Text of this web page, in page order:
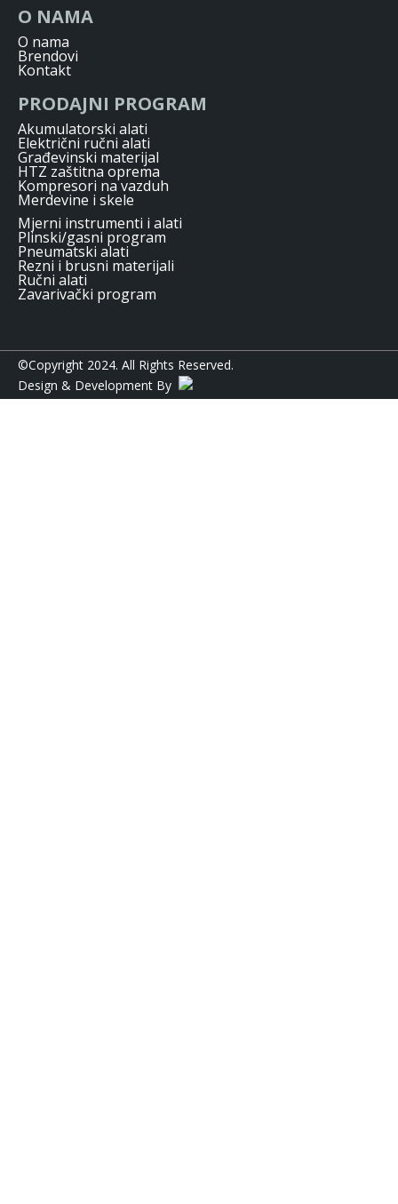
O NAMA
O nama
Brendovi
Kontakt
PRODAJNI PROGRAM
Akumulatorski alati
Električni ručni alati
Građevinski materijal
HTZ zaštitna oprema
Kompresori na vazduh
Merdevine i skele
Mjerni instrumenti i alati
Plinski/gasni program
Pneumatski alati
Rezni i brusni materijali
Ručni alati
Zavarivački program
©Copyright 2024. All Rights Reserved.
Design & Development By